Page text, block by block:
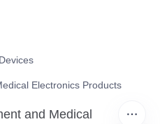
Electronics Products
and Medical